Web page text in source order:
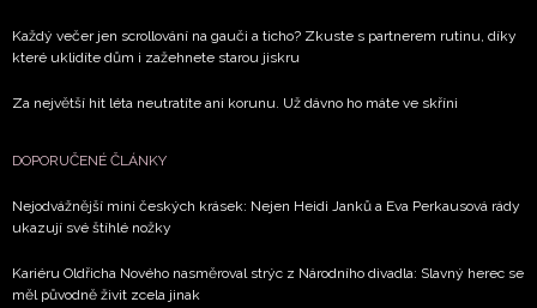
Každý večer jen scrollování na gauči a ticho? Zkuste s partnerem rutinu, díky
které uklidíte dům i zažehnete starou jiskru
Za největší hit léta neutratíte ani korunu. Už dávno ho máte ve skříni
DOPORUČENÉ ČLÁNKY
Nejodvážnější mini českých krásek: Nejen Heidi Janků a Eva Perkausová rády
ukazují své štíhlé nožky
Kariéru Oldřicha Nového nasměroval strýc z Národního divadla: Slavný herec se
měl původně živit zcela jinak